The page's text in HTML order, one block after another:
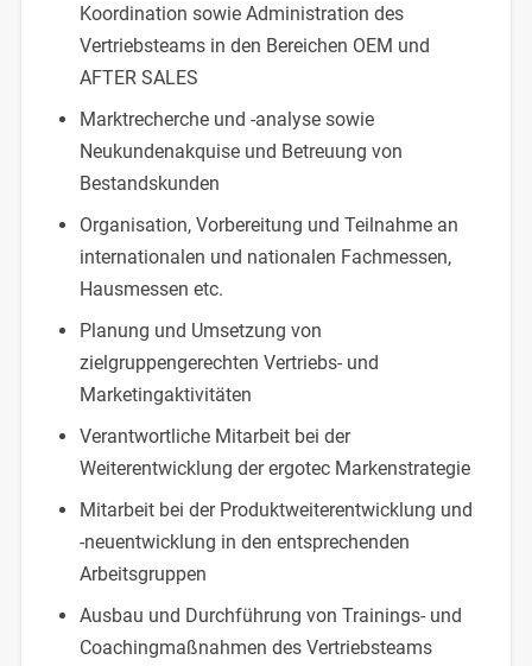
Koordination sowie Administration des
Vertriebsteams in den Bereichen OEM und
AFTER SALES
Marktrecherche und -analyse sowie
Neukundenakquise und Betreuung von
Bestandskunden
Organisation, Vorbereitung und Teilnahme an
internationalen und nationalen Fachmessen,
Hausmessen etc.
Planung und Umsetzung von
zielgruppengerechten Vertriebs- und
Marketingaktivitäten
Verantwortliche Mitarbeit bei der
Weiterentwicklung der ergotec Markenstrategie
Mitarbeit bei der Produktweiterentwicklung und
-neuentwicklung in den entsprechenden
Arbeitsgruppen
Ausbau und Durchführung von Trainings- und
Coachingmaßnahmen des Vertriebsteams